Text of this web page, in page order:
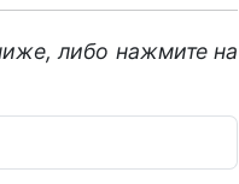
либо нажмите на